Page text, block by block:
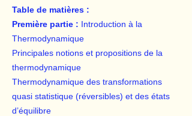
Table de matières :
Première partie : Introduction à la
Thermodynamique
Principales notions et propositions de la
thermodynamique
Thermodynamique des transformations
quasi statistique (réversibles) et des états
d’équilibre